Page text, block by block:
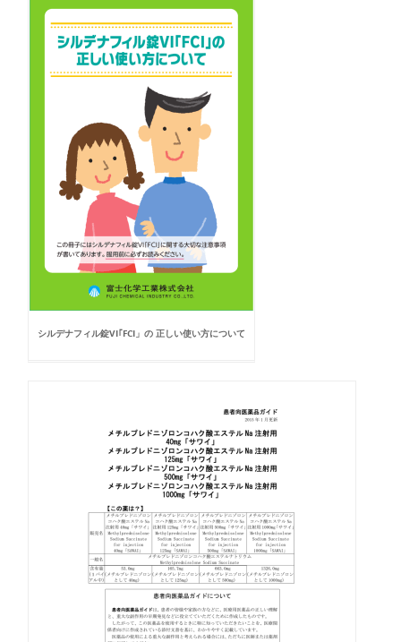
シルデナフィル錠VI｢FCI」の 正しい使い方について